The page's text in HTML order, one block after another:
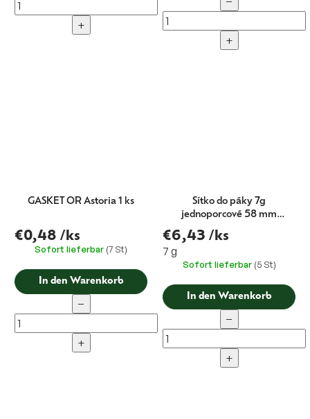
+
+
GASKET OR Astoria 1 ks
€0,48 /ks
Sofort lieferbar (7 St)
In den Warenkorb
−
+
Sítko do páky 7g
jednoporcové 58 mm
H.19,5
€6,43 /ks
7 g
Sofort lieferbar (5 St)
In den Warenkorb
−
+